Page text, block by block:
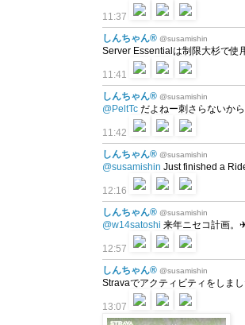
11:37
しんちゃん® @susamishin
Server Essentialは制限大杉で使
11:41
しんちゃん® @susamishin
@PeltTc だよねー刺さらないか
11:42
しんちゃん® @susamishin
@susamishin Just finished a
12:16
しんちゃん® @susamishin
@w14satoshi 来年ニセコ計画。
12:57
しんちゃん® @susamishin
Stravaでアクティビティをしま
13:07